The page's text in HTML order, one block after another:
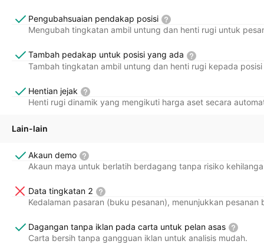
Pengubahsuaian pendakap posisi
Mengubah tingkatan ambil untung dan henti rugi untuk
Tambah pedakap untuk posisi yang ada
Tambah tingkatan ambil untung dan henti rugi kepada
Hentian jejak
Henti rugi dinamik yang mengikuti harga aset secara
Lain-lain
Akaun demo
Akaun maya untuk berlatih berdagang tanpa risiko
Data tingkatan 2
Kedalaman pasaran (buku pesanan), menunjukkan
Dagangan tanpa iklan pada carta untuk pelan asas
Carta bersih tanpa gangguan iklan untuk analisis mudah.